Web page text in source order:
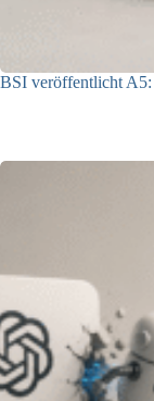
BSI veröffentlicht